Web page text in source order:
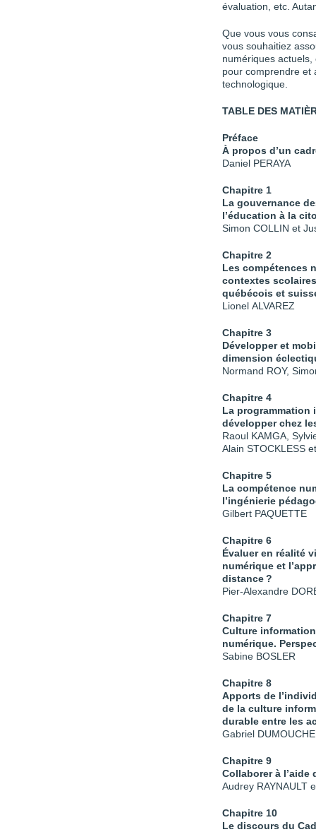
évaluation, etc.
Que vous vous
vous souhaitiez
numériques
pour comprendre et
technologique.
TABLE DES
Préface
À propos d’un
Daniel PERAYA
Chapitre 1
La gouvernance
l’éducation à la
Simon COLLIN et
Chapitre 2
Les compétences
contextes
québécois et
Lionel ALVAREZ
Chapitre 3
Développer et
dimension
Normand ROY,
Chapitre 4
La programmation
développer chez
Raoul KAMGA,
Alain STOCKLESS
Chapitre 5
La compétence
l’ingénierie
Gilbert PAQUETTE
Chapitre 6
Évaluer en réalité
numérique et
distance ?
Pier-Alexandre
Chapitre 7
Culture
numérique.
Sabine BOSLER
Chapitre 8
Apports de
de la culture
durable entre les
Gabriel
Chapitre 9
Collaborer à
Audrey RAYNAULT
Chapitre 10
Le discours du